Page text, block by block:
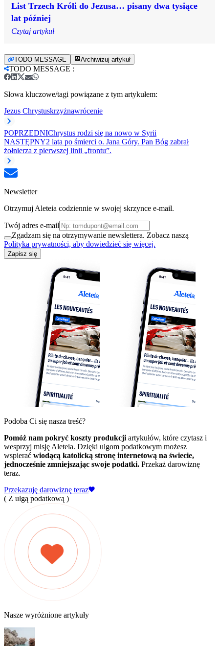
List Trzech Króli do Jezusa… pisany dwa tysiące
lat później
Czytaj artykuł
TODO MESSAGE Archiwizuj artykuł
TODO MESSAGE :
Słowa kluczowe/tagi powiązane z tym artykułem:
Jezus Chrystuskrzyżnawrócenie
POPRZEDNIChrystus rodzi się na nowo w Syrii
NASTĘPNY2 lata po śmierci o. Jana Góry. Pan Bóg zabrał
żołnierza z pierwszej linii „frontu”.
Newsletter
Otrzymuj Aleteia codziennie w swojej skrzynce e-mail.
Twój adres e-mail
Zgadzam się na otrzymywanie newslettera. Zobacz naszą
Polityka prywatności, aby dowiedzieć się więcej.
Zapisz się
Podoba Ci się nasza treść?
Pomóż nam pokryć koszty produkcji artykułów, które czytasz i
wesprzyj misję Aleteia. Dzięki ulgom podatkowym możesz
wspierać wiodącą katolicką stronę internetową na świecie,
jednocześnie zmniejszając swoje podatki. Przekaż darowiznę
teraz.
Przekazuję darowiznę teraz
( Z ulgą podatkową )
Nasze wyróżnione artykuły